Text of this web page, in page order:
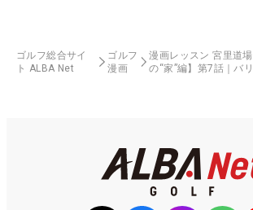
ゴルフ総合サイ
ト ALBA Net
ゴルフ
漫画
漫画レッスン 宮里道
の“家”編】第7話｜バ